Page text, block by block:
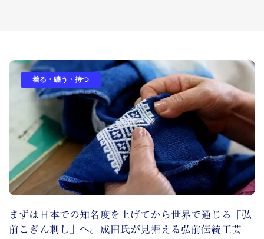
着る・纏う・持つ
まずは日本での知名度を上げてから世界で通じる「弘
前こぎん刺し」へ。成田氏が見据える弘前伝統工芸